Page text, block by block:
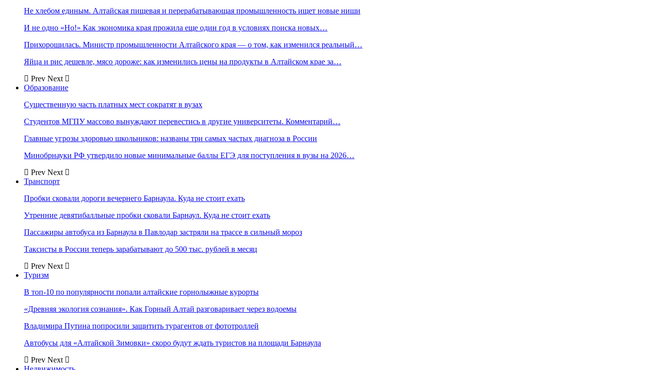
Не хлебом единым. Алтайская пищевая и перерабатывающая промышленность ищет новые ниши
И не одно «Но!» Как экономика края прожила еще один год в условиях поиска новых…
Прихорошилась. Министр промышленности Алтайского края — о том, как изменился реальный…
Яйца и рис дешевле, мясо дороже: как изменились цены на продукты в Алтайском крае за…
Prev Next
Образование
Существенную часть платных мест сократят в вузах
Студентов МГПУ массово вынуждают перевестись в другие университеты. Комментарий…
Главные угрозы здоровью школьников: названы три самых частых диагноза в России
Минобрнауки РФ утвердило новые минимальные баллы ЕГЭ для поступления в вузы на 2026…
Prev Next
Транспорт
Пробки сковали дороги вечернего Барнаула. Куда не стоит ехать
Утренние девятибалльные пробки сковали Барнаул. Куда не стоит ехать
Пассажиры автобуса из Барнаула в Павлодар застряли на трассе в сильный мороз
Таксисты в России теперь зарабатывают до 500 тыс. рублей в месяц
Prev Next
Туризм
В топ-10 по популярности попали алтайские горнолыжные курорты
«Древняя экология сознания». Как Горный Алтай разговаривает через водоемы
Владимира Путина попросили защитить турагентов от фототроллей
Автобусы для «Алтайской Зимовки» скоро будут ждать туристов на площади Барнаула
Prev Next